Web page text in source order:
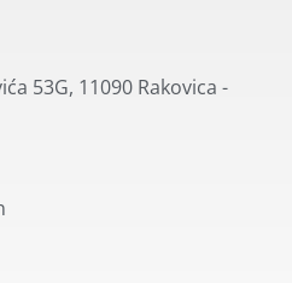
53G, 11090 Rakovica -